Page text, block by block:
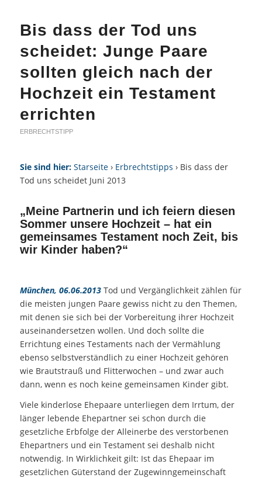
Bis dass der Tod uns
scheidet: Junge Paare
sollten gleich nach der
Hochzeit ein Testament
errichten
ERBRECHTSTIPP
Sie sind hier: Starseite› Erbrechtstipps › Bis dass der
Tod uns scheidet Juni 2013
„Meine Partnerin und ich feiern diesen
Sommer unsere Hochzeit – hat ein
gemeinsames Testament noch Zeit, bis
wir Kinder haben?“
München, 06.06.2013Tod und Vergänglichkeit zählen für
die meisten jungen Paare gewiss nicht zu den Themen,
mit denen sie sich bei der Vorbereitung ihrer Hochzeit
auseinandersetzen wollen. Und doch sollte die
Errichtung eines Testaments nach der Vermählung
ebenso selbstverständlich zu einer Hochzeit gehören
wie Brautstrauß und Flitterwochen – und zwar auch
dann, wenn es noch keine gemeinsamen Kinder gibt.
Viele kinderlose Ehepaare unterliegen dem Irrtum, der
länger lebende Ehepartner sei schon durch die
gesetzliche Erbfolge der Alleinerbe des verstorbenen
Ehepartners und ein Testament sei deshalb nicht
notwendig. In Wirklichkeit gilt: Ist das Ehepaar im
gesetzlichen Güterstand der Zugewinngemeinschaft